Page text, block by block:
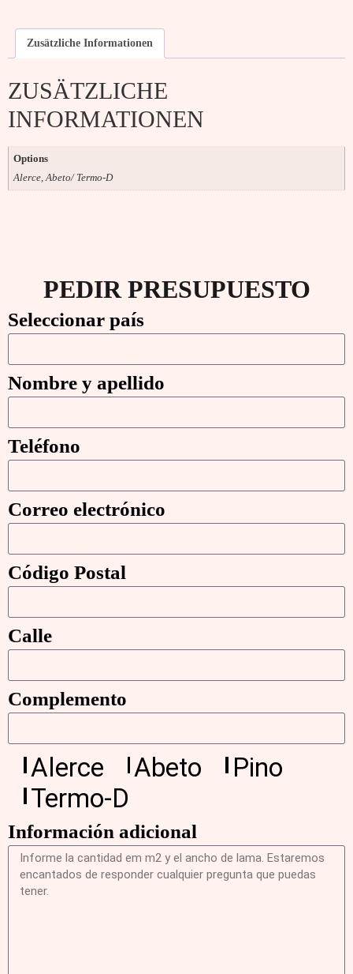
Zusätzliche Informationen
ZUSÄTZLICHE
INFORMATIONEN
Options
Alerce, Abeto/ Termo-D
PEDIR PRESUPUESTO
Seleccionar país
Nombre y apellido
Teléfono
Correo electrónico
Código Postal
Calle
Complemento
Alerce Abeto
Pino
Termo-D
Información adicional